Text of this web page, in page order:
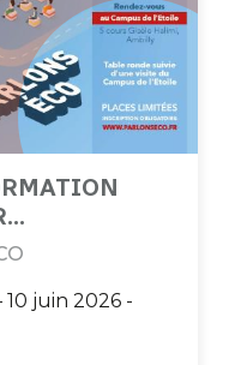
10 juin 2026 -